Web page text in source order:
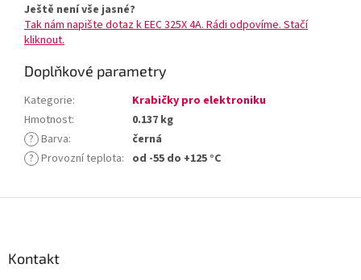
Ještě není vše jasné?
Tak nám napište dotaz k EEC 325X 4A. Rádi odpovíme. Stačí
kliknout.
Doplňkové parametry
Kategorie:
Krabičky pro elektroniku
Hmotnost:
0.137 kg
? Barva:
černá
? Provozní teplota: od -55 do +125 °C
Kontakt